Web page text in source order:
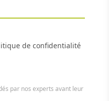
de confidentialité
par nos experts avant leur